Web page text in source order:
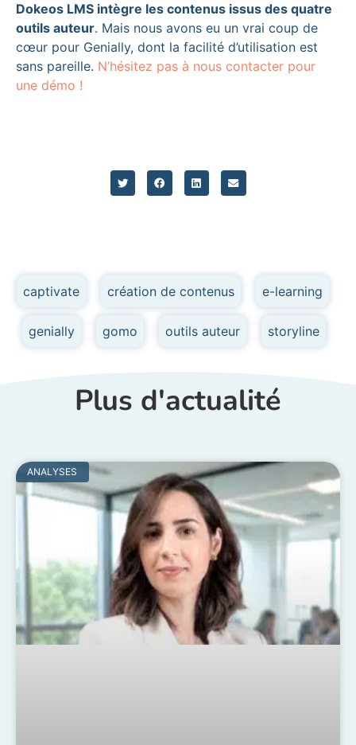
Dokeos LMS intègre les contenus issus des quatre
outils auteur. Mais nous avons eu un vrai coup de
cœur pour Genially, dont la facilité d’utilisation est
sans pareille. N’hésitez pas à nous contacter pour
une démo !
captivate création de contenus e-learning
genially gomo outils auteur storyline
Plus d'actualité
ANALYSES